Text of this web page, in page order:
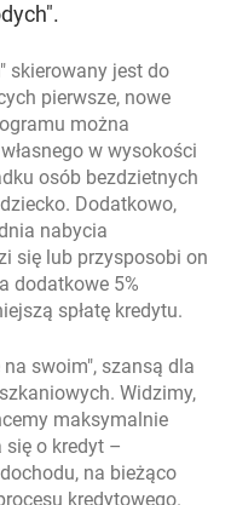
skierowany jest do
pierwsze, nowe
można
w wysokości
osób bezdzietnych
Dodatkowo,
nabycia
się lub przysposobi on
dodatkowe 5%
spłatę kredytu.
swoim", szansą dla
Widzimy,
maksymalnie
się o kredyt –
na bieżąco
kredytowego.